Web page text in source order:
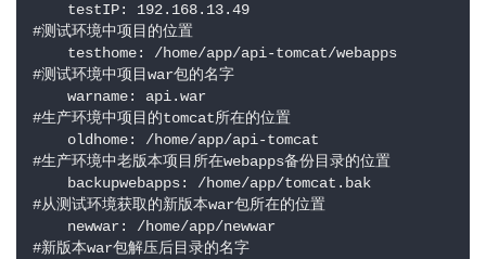
testIP: 192.168.13.49
#测试环境中项目的位置
testhome: /home/app/api-tomcat/webapps
#测试环境中项目war包的名字
warname: api.war
#生产环境中项目的tomcat所在的位置
oldhome: /home/app/api-tomcat
#生产环境中老版本项目所在webapps备份目录的位置
backupwebapps: /home/app/tomcat.bak
#从测试环境获取的新版本war包所在的位置
newwar: /home/app/newwar
#新版本war包解压后目录的名字